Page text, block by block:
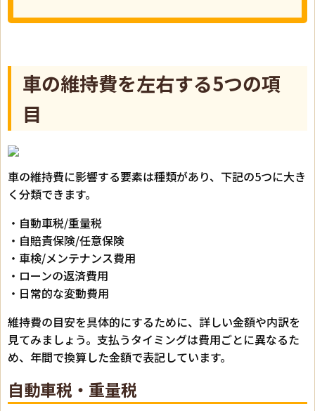
車の維持費を左右する5つの項
目
車の維持費に影響する要素は種類があり、下記の5つに大き
く分類できます。
・自動車税/重量税
・自賠責保険/任意保険
・車検/メンテナンス費用
・ローンの返済費用
・日常的な変動費用
維持費の目安を具体的にするために、詳しい金額や内訳を
見てみましょう。支払うタイミングは費用ごとに異なるた
め、年間で換算した金額で表記しています。
自動車税・重量税